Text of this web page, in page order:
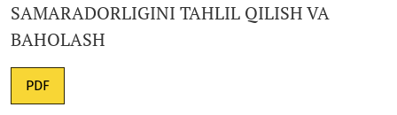
SAMARADORLIGINI TAHLIL QILISH VA
BAHOLASH
PDF